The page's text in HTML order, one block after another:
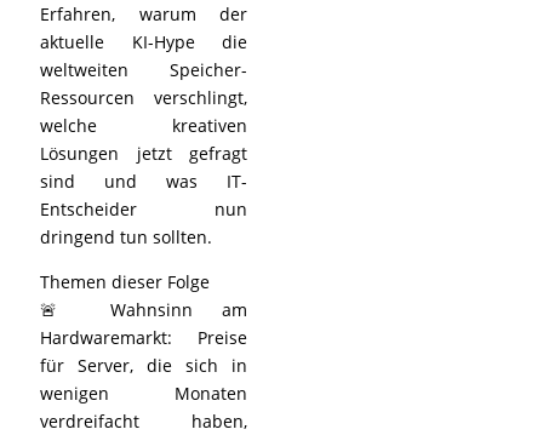
Erfahren, warum der
aktuelle KI-Hype die
weltweiten Speicher-
Ressourcen verschlingt,
welche kreativen
Lösungen jetzt gefragt
sind und was IT-
Entscheider nun
dringend tun sollten.
Themen dieser Folge
🚨 Wahnsinn am
Hardwaremarkt: Preise
für Server, die sich in
wenigen Monaten
verdreifacht haben,